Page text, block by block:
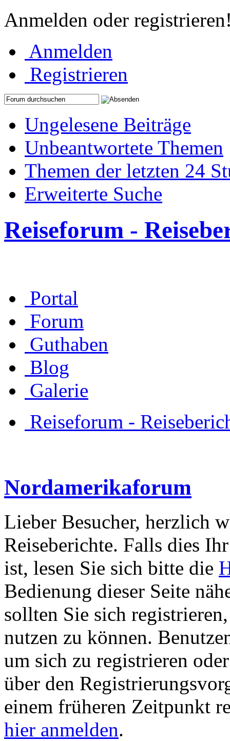
Anmelden oder
Anmelden
Registrieren
Ungelesene Beiträge
Unbeantwortete Themen
Themen der letzten 24
Erweiterte Suche
Reiseforum -
Portal
Forum
Guthaben
Blog
Galerie
Reiseforum -
Nordamerikaforum
Lieber Besucher, herzlich
Reiseberichte. Falls dies
ist, lesen Sie sich bitte die
Bedienung dieser Seite
sollten Sie sich
nutzen zu können.
um sich zu registrieren
über den
einem früheren Zeitpunkt
hier anmelden.